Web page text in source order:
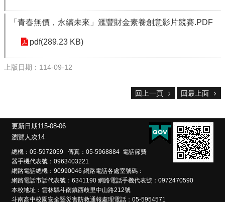
E
化
高
課
程
畫
新
生
專
「青春無價，永續未來」滙豐財金素養創意影片競賽.PDF
pdf(289.23 KB)
上版日期：114-09-12
回上一頁 回最上面
更新日期115-08-06
瀏覽人次14
總機：05-5972059 傳真：05-5968884 電話節費
器手機代表號：0963403221
網路電話總機：90990046 網路電話各處室號碼：
網路電話市話代表號：6341190 網路電話手機代表號：0972470590
本校地址：雲林縣斗南鎮西歧里中山路212號
斗南高中校園安全暨災害防救通報處理電話：05-5954571